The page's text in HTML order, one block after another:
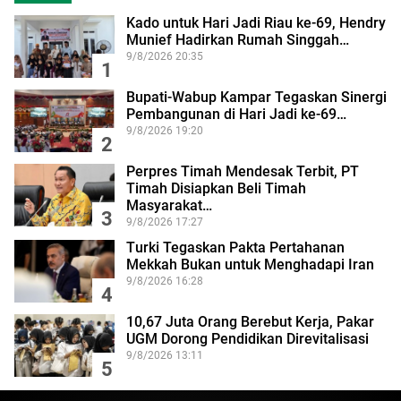
1
Kado untuk Hari Jadi Riau ke-69, Hendry
Munief Hadirkan Rumah Singgah…
9/8/2026 20:35
2
Bupati-Wabup Kampar Tegaskan Sinergi
Pembangunan di Hari Jadi ke-69…
9/8/2026 19:20
3
Perpres Timah Mendesak Terbit, PT
Timah Disiapkan Beli Timah
Masyarakat…
9/8/2026 17:27
4
Turki Tegaskan Pakta Pertahanan
Mekkah Bukan untuk Menghadapi Iran
9/8/2026 16:28
5
10,67 Juta Orang Berebut Kerja, Pakar
UGM Dorong Pendidikan Direvitalisasi
9/8/2026 13:11